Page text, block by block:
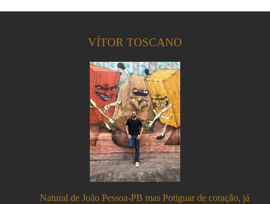
VÍTOR TOSCANO
Natural de João Pessoa-PB mas Potiguar de coração, já